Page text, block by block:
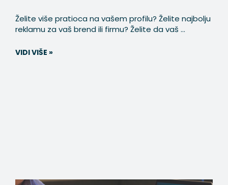
Želite više pratioca na vašem profilu? Želite najbolju
reklamu za vaš brend ili firmu? Želite da vaš ...
VIDI VIŠE »